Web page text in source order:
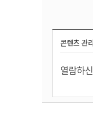
콘텐츠 관
열람하신